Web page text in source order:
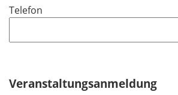
c
t
l
Telefon
Veranstaltungsanmeldung